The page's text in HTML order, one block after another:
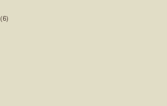
(6)